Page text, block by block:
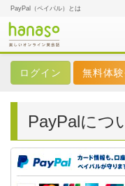
PayPal（ペイパル）とは
無料体
PayPalにつ